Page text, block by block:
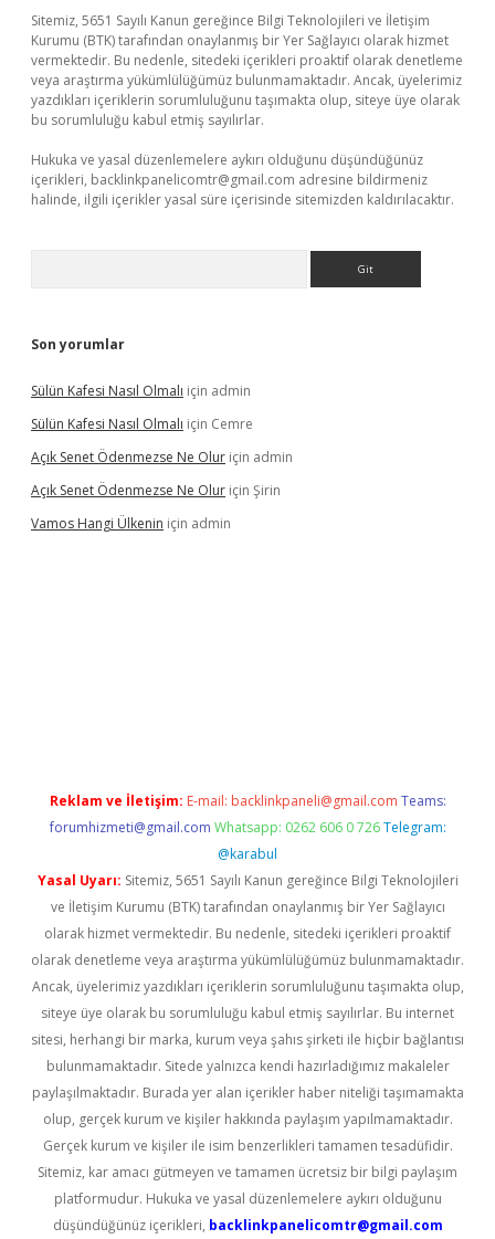
Sitemiz, 5651 Sayılı Kanun gereğince Bilgi Teknolojileri ve İletişim
Kurumu (BTK) tarafından onaylanmış bir Yer Sağlayıcı olarak hizmet
vermektedir. Bu nedenle, sitedeki içerikleri proaktif olarak denetleme
veya araştırma yükümlülüğümüz bulunmamaktadır. Ancak, üyelerimiz
yazdıkları içeriklerin sorumluluğunu taşımakta olup, siteye üye olarak
bu sorumluluğu kabul etmiş sayılırlar.
Hukuka ve yasal düzenlemelere aykırı olduğunu düşündüğünüz
içerikleri, backlinkpanelicomtr@gmail.com adresine bildirmeniz
halinde, ilgili içerikler yasal süre içerisinde sitemizden kaldırılacaktır.
Son yorumlar
Sülün Kafesi Nasıl Olmalı için admin
Sülün Kafesi Nasıl Olmalı için Cemre
Açık Senet Ödenmezse Ne Olur için admin
Açık Senet Ödenmezse Ne Olur için Şirin
Vamos Hangi Ülkenin için admin
Reklam ve İletişim: E-mail: backlinkpaneli@gmail.com Teams:
forumhizmeti@gmail.com Whatsapp: 0262 606 0 726 Telegram:
@karabul
Yasal Uyarı: Sitemiz, 5651 Sayılı Kanun gereğince Bilgi Teknolojileri
ve İletişim Kurumu (BTK) tarafından onaylanmış bir Yer Sağlayıcı
olarak hizmet vermektedir. Bu nedenle, sitedeki içerikleri proaktif
olarak denetleme veya araştırma yükümlülüğümüz bulunmamaktadır.
Ancak, üyelerimiz yazdıkları içeriklerin sorumluluğunu taşımakta olup,
siteye üye olarak bu sorumluluğu kabul etmiş sayılırlar. Bu internet
sitesi, herhangi bir marka, kurum veya şahıs şirketi ile hiçbir bağlantısı
bulunmamaktadır. Sitede yalnızca kendi hazırladığımız makaleler
paylaşılmaktadır. Burada yer alan içerikler haber niteliği taşımamakta
olup, gerçek kurum ve kişiler hakkında paylaşım yapılmamaktadır.
Gerçek kurum ve kişiler ile isim benzerlikleri tamamen tesadüfidir.
Sitemiz, kar amacı gütmeyen ve tamamen ücretsiz bir bilgi paylaşım
platformudur. Hukuka ve yasal düzenlemelere aykırı olduğunu
düşündüğünüz içerikleri, backlinkpanelicomtr@gmail.com